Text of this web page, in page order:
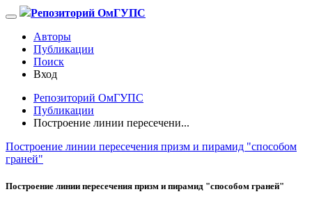
Репозиторий ОмГУПС
Авторы
Публикации
Поиск
Вход
Репозиторий ОмГУПС
Публикации
Построение линии пересечени...
Построение линии пересечения призм и пирамид "способом
граней"
Построение линии пересечения призм и пирамид "способом граней"